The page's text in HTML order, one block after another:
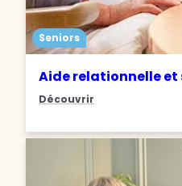
Seniors
Aide relationnelle et
Découvrir